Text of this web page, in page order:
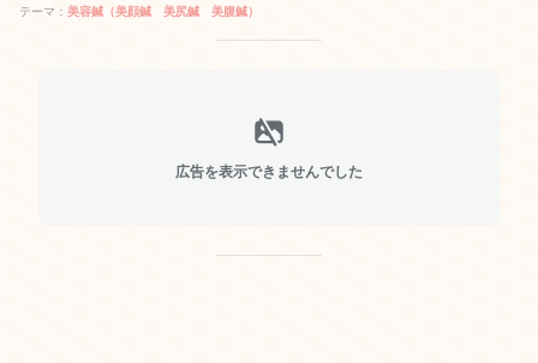
テーマ： 美容鍼（美顔鍼 美尻鍼 美腹鍼）
広告を表示できませんでした